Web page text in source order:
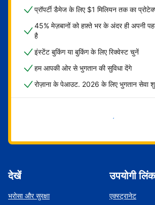
प्रॉपर्टी डैमेज के लिए $1 मिलियन तक का
45% मेज़बानों को हफ़्ते भर के अंदर ही अपनी
है
इंस्टेंट बुकिंग या बुकिंग के लिए रिक्वेस्ट चुनें
हम आपकी ओर से भुगतान की सुविधा देंगे
रोज़ाना के पेआउट. 2026 के लिए भुगतान सेवा
अभी शुरू करें
देखें
भरोसा और सुरक्षा
उपयोगी लिंक
एक्स्ट्रानेट